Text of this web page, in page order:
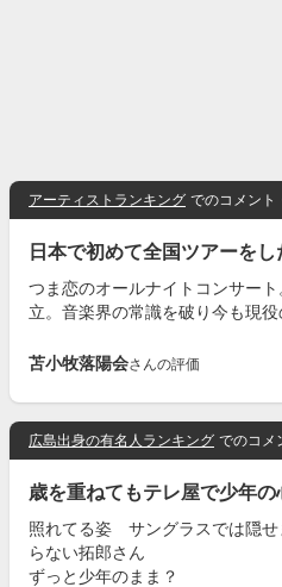
アーティストランキング でのコメント
日本で初めて全国ツアーをし
つま恋のオールナイトコンサー
立。音楽界の常識を破り今も現役
苫小牧落陽会さんの評価
広島出身の有名人ランキング でのコメ
歳を重ねてもテレ屋で少年の
照れてる姿 サングラスでは隠
らない拓郎さん
ずっと少年のまま？